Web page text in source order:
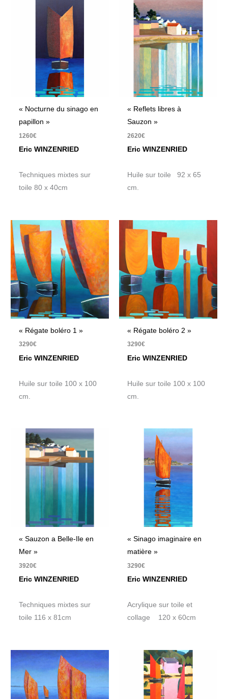
« Nocturne du sinago en
papillon »
1260€
Eric WINZENRIED
Techniques mixtes sur
toile 80 x 40cm
« Reflets libres à
Sauzon »
2620€
Eric WINZENRIED
Huile sur toile 92 x 65
cm.
« Régate boléro 1 »
3290€
Eric WINZENRIED
Huile sur toile 100 x 100
cm.
« Régate boléro 2 »
3290€
Eric WINZENRIED
Huile sur toile 100 x 100
cm.
« Sauzon a Belle-Ile en
Mer »
3920€
Eric WINZENRIED
Techniques mixtes sur
toile 116 x 81cm
« Sinago imaginaire en
matière »
3290€
Eric WINZENRIED
Acrylique sur toile et
collage 120 x 60cm